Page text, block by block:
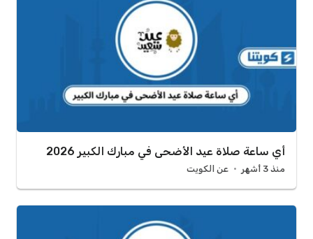
أي ساعة صلاة عيد الأضحى في مبارك الكبير 2026
منذ 3 أشهر عن الكويت